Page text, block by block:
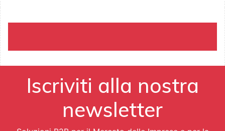
Iscriviti alla nostra
newsletter